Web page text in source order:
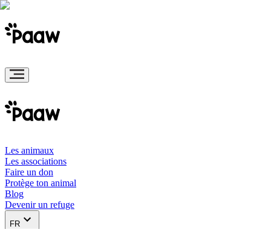
Les animaux
Les associations
Faire un don
Protège ton animal
Blog
Devenir un refuge
FR